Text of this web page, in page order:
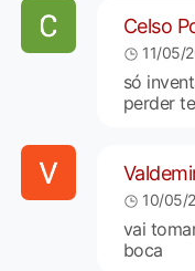
Celso
11/05/
só
perder
10/05/
vai
boca